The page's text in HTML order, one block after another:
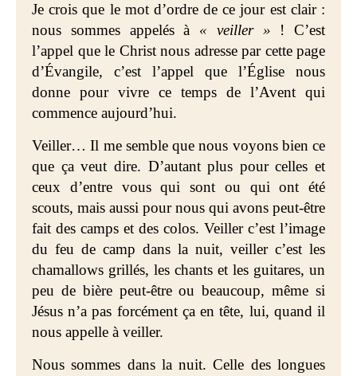
Je crois que le mot d’ordre de ce jour est clair :
nous sommes appelés à « veiller » ! C’est
l’appel que le Christ nous adresse par cette page
d’Évangile, c’est l’appel que l’Église nous
donne pour vivre ce temps de l’Avent qui
commence aujourd’hui.
Veiller…Il me semble que nous voyons bien ce
que ça veut dire. D’autant plus pour celles et
ceux d’entre vous qui sont ou qui ont été
scouts, mais aussi pour nous qui avons peut-être
fait des camps et des colos. Veiller c’est l’image
du feu de camp dans la nuit, veiller c’est les
chamallows grillés, les chants et les guitares, un
peu de bière peut-être ou beaucoup, même si
Jésus n’a pas forcément ça en tête, lui, quand il
nous appelle à veiller.
Nous sommes dans la nuit. Celle des longues